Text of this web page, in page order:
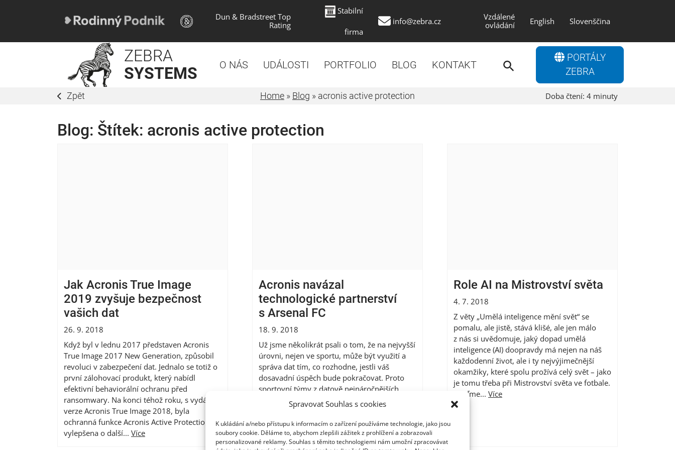
Spravovat Souhlas s cookies
K ukládání a/nebo přístupu k informacím o zařízení používáme technologie, jako jsou
soubory cookie. Děláme to, abychom zlepšili zážitek z prohlížení a zobrazovali
personalizované reklamy. Souhlas s těmito technologiemi nám umožní zpracovávat
Dun & Bradstreet Top
Rating
Stabilní
firma
info@zebra.cz
Vzdálené
ovládání
English Slovenščina
ZEBRA
SYSTEMS
O NÁS UDÁLOSTI PORTFOLIO BLOG KONTAKT
PORTÁLY
ZEBRA
Zpět Home » Blog » acronis active protection Doba čtení: 4 minuty
Blog: Štítek: acronis active protection
Jak Acronis True Image
2019 zvyšuje bezpečnost
vašich dat
26. 9. 2018
Když byl v lednu 2017 představen Acronis
True Image 2017 New Generation, způsobil
revoluci v zabezpečení dat. Jednalo se totiž o
první zálohovací produkt, který nabídl
efektivní behaviorální ochranu před
ransomwary. Na konci téhož roku, s vydáním
verze Acronis True Image 2018, byla
ochranná funkce Acronis Active Protection
vylepšena o další... Více
Acronis navázal
technologické partnerství
s Arsenal FC
18. 9. 2018
Už jsme několikrát psali o tom, že na nejvyšší
úrovni, nejen ve sportu, může být využití a
správa dat tím, co rozhodne, jestli váš
dosavadní úspěch bude pokračovat. Proto
sportovní týmy z datově nejnáročnějších
sportů, jako je Formule 1 a Formule E,
spoléhají na datová řešení Acronis. Výhody
řešení Acronis ale...Více
Role AI na Mistrovství světa
4. 7. 2018
Z věty „Umělá inteligence mění svět“ se
pomalu, ale jistě, stává klišé, ale jen málo
z nás si uvědomuje, jaký dopad umělá
inteligence (AI) doopravdy má nejen na náš
každodenní život, ale i ty nejvýjimečnější
okamžiky, které spolu prožívá celý svět – jako
je tomu třeba při Mistrovství světa ve fotbale.
Pojďme... Více